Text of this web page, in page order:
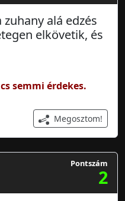
alá edzés
elkövetik, és
semmi érdekes.
Megosztom!
Pontszám
2